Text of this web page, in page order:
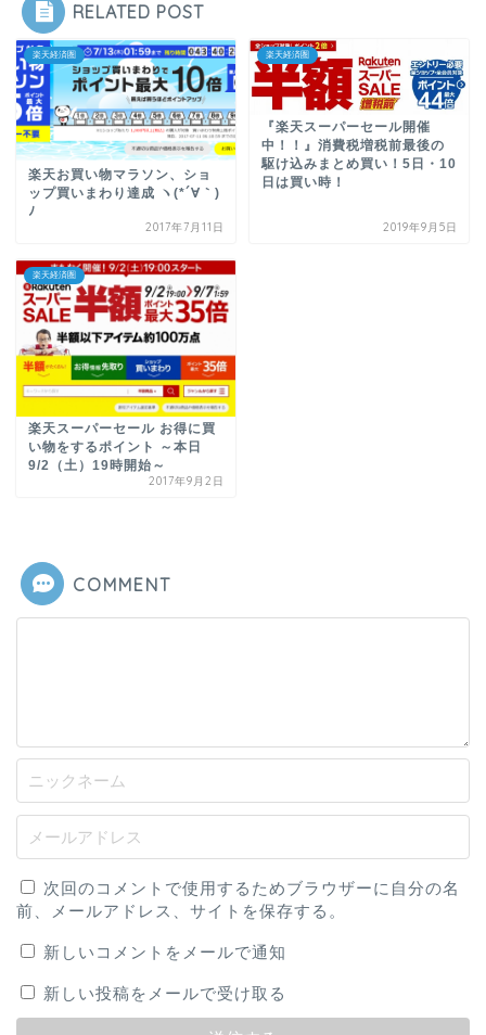
RELATED POST
楽天経済圏
楽天お買い物マラソン、ショ
ップ買いまわり達成 ヽ(*´∀｀)
ﾉ
2017年7月11日
楽天経済圏
『楽天スーパーセール開催
中！！』消費税増税前最後の
駆け込みまとめ買い！5日・10
日は買い時！
2019年9月5日
楽天経済圏
楽天スーパーセール お得に買
い物をするポイント ～本日
9/2（土）19時開始～
2017年9月2日
COMMENT
次回のコメントで使用するためブラウザーに自分の名
前、メールアドレス、サイトを保存する。
新しいコメントをメールで通知
新しい投稿をメールで受け取る